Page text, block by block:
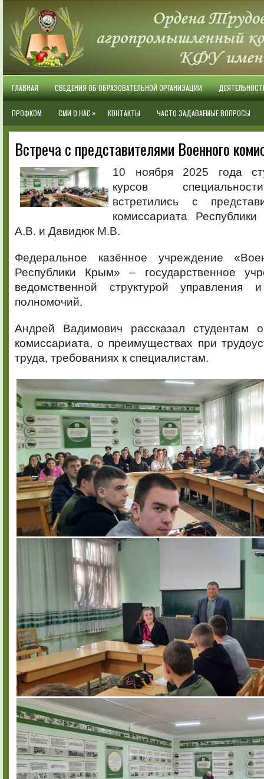
ГЛАВНАЯ СВЕДЕНИЯ ОБ ОБРАЗОВАТЕЛЬНОЙ ОРГАНИЗАЦИИ
ПРОФКОМ СМИ О НАС » КОНТАКТЫ ЧАСТО ЗАДАВАЕМЫЕ ВОПРОСЫ
Встреча с представителями Военного
10 ноября 2025 года
курсов
встретились с
комиссариата
А.В. и Давидюк М.В.
Федеральное казённое учреждение
Республики Крым» – государственное
ведомственной структурой управления
полномочий.
Андрей Вадимович рассказал студентам
комиссариата, о преимуществах при
труда, требованиях к специалистам.